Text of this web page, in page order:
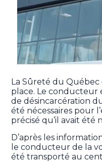
La Sûreté du
place. Le conducteur
de désincarcération
été nécessaires pour
précisé qu’il avait été
D’après les
le conducteur de la
été transporté au